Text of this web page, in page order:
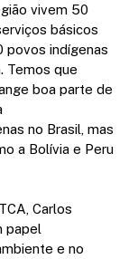
vivem 50
básicos
povos indígenas
Temos que
boa parte de
no Brasil, mas
a Bolívia e Peru
Carlos
papel
e no